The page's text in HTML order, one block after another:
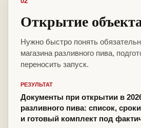
Открытие
Нужно быстро понять
магазина разливного пива,
переносить запуск.
РЕЗУЛЬТАТ
Документы при открытии в
разливного пива: список,
и готовый комплект под